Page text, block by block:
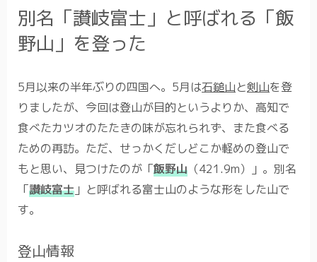
別名「讃岐富士」と呼ばれる「飯
野山」を登った
5月以来の半年ぶりの四国へ。5月は石鎚山と剣山を登
りましたが、今回は登山が目的というよりか、高知で
食べたカツオのたたきの味が忘れられず、また食べる
ための再訪。ただ、せっかくだしどこか軽めの登山で
もと思い、見つけたのが「飯野山 （421.9m）」。別名
「讃岐富士 」と呼ばれる富士山のような形をした山で
す。
登山情報